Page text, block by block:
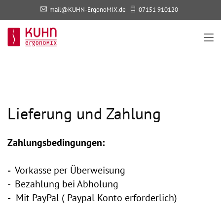
mail@KUHN-ErgonoMIX.de 07151 910120
Lieferung und Zahlung
Zahlungsbedingungen:
- Vorkasse per Überweisung
- Bezahlung bei Abholung
- Mit PayPal ( Paypal Konto erforderlich)